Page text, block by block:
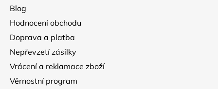
Blog
Hodnocení obchodu
Doprava a platba
Nepřevzetí zásilky
Vrácení a reklamace zboží
Věrnostní program